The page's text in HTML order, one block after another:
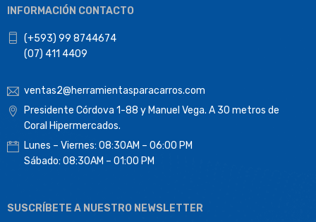
INFORMACIÓN CONTACTO
(+593) 99 8744674
(07) 411 4409
ventas2@herramientasparacarros.com
Presidente Córdova 1-88 y Manuel Vega. A 30 metros de
Coral Hipermercados.
Lunes – Viernes: 08:30AM – 06:00 PM
Sábado: 08:30AM – 01:00 PM
SUSCRÍBETE A NUESTRO NEWSLETTER